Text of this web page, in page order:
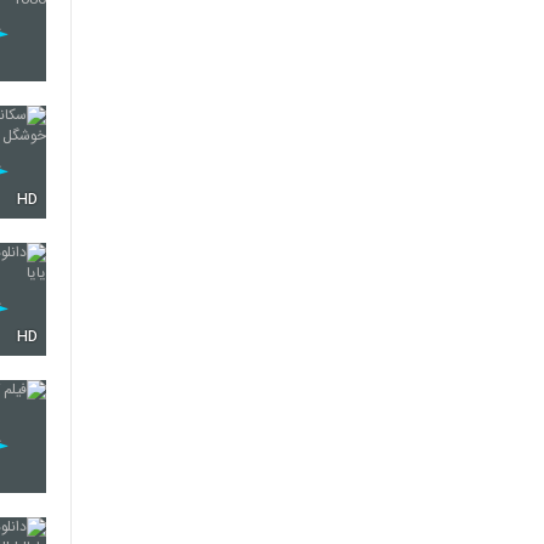
HD
HD